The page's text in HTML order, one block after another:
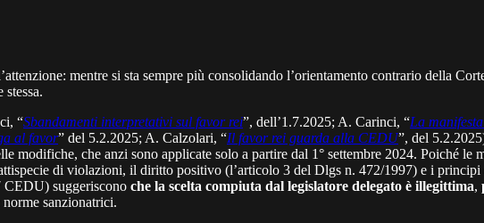
mentre si sta sempre più consolidando l’orientamento contrario della
“Sbandamenti interpretativi sul favor rei”, dell’1.7.2025; A. Carinci, “La
al favor” del 5.2.2025; A. Calzolari, “Il favor rei guarda alla CEDU”, del
modifiche, che anzi sono applicate solo a partire dal 1° settembre 2024. Poiché
di violazioni, il diritto positivo (l’articolo 3 del Dlgs n. 472/1997) e i
suggeriscono che la scelta compiuta dal legislatore delegato è illegittima,
sanzionatrici.